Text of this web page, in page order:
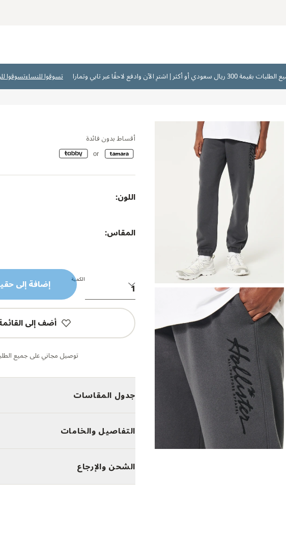
تسوقوا للنساءتسوقوا
أقساط بدون فائدة
اللون:
المقاس:
الكمية إضافة إلى
أضف إلى
توصيل مجاني على جميع
جدول المقاسات
التفاصيل والخامات
الشحن والإرجاع